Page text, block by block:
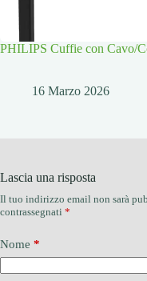
PHILIPS Cuffie con Cavo/
16 Marzo 2026
Lascia una risposta
Il tuo indirizzo email non sarà
contrassegnati *
Nome *